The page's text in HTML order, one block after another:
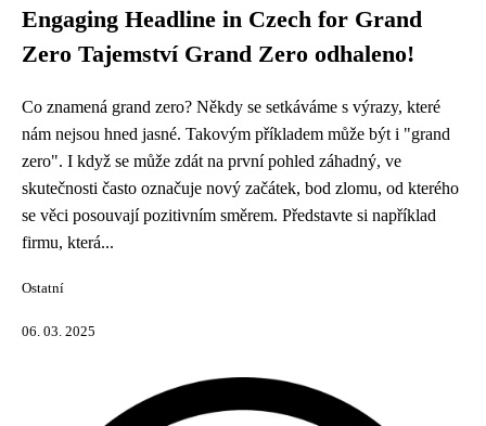
Engaging Headline in Czech for Grand
Zero Tajemství Grand Zero odhaleno!
Co znamená grand zero? Někdy se setkáváme s výrazy, které
nám nejsou hned jasné. Takovým příkladem může být i "grand
zero". I když se může zdát na první pohled záhadný, ve
skutečnosti často označuje nový začátek, bod zlomu, od kterého
se věci posouvají pozitivním směrem. Představte si například
firmu, která...
Ostatní
06. 03. 2025